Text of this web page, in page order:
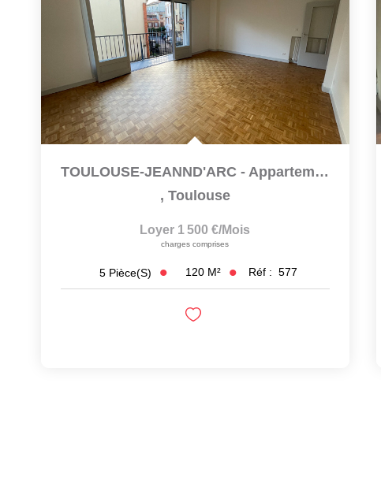
TOULOUSE-JEANND'ARC - Appartement Type 5
, Toulouse
Loyer 1 500 €/mois
charges comprises
5 Pièce(s) 120 M² Réf : 577